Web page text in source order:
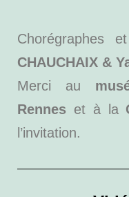
Chorégraphes
CHAUCHAIX &
Merci au
Rennes et à la
l’invitation.